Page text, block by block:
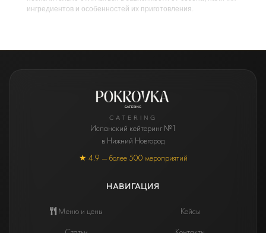
ингредиентов и особенностей их приготовления.
CATERING
Испанский кейтеринг №1
в Нижний Новгород
★ 4.9 — более 500 мероприятий
НАВИГАЦИЯ
Меню и цены
Кейсы